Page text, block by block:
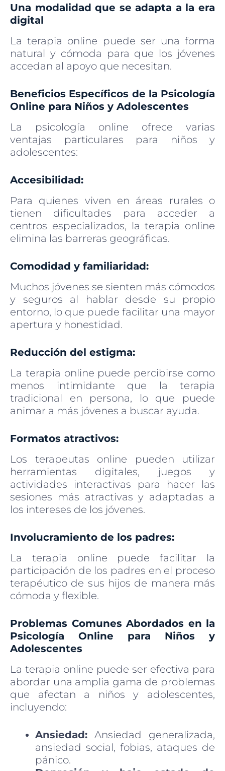
Una modalidad que se adapta a la era
digital
La terapia online puede ser una forma
natural y cómoda para que los jóvenes
accedan al apoyo que necesitan.
Beneficios Específicos de la Psicología
Online para Niños y Adolescentes
La psicología online ofrece varias
ventajas particulares para niños y
adolescentes:
Accesibilidad:
Para quienes viven en áreas rurales o
tienen dificultades para acceder a
centros especializados, la terapia online
elimina las barreras geográficas.
Comodidad y familiaridad:
Muchos jóvenes se sienten más cómodos
y seguros al hablar desde su propio
entorno, lo que puede facilitar una mayor
apertura y honestidad.
Reducción del estigma:
La terapia online puede percibirse como
menos intimidante que la terapia
tradicional en persona, lo que puede
animar a más jóvenes a buscar ayuda.
Formatos atractivos:
Los terapeutas online pueden utilizar
herramientas digitales, juegos y
actividades interactivas para hacer las
sesiones más atractivas y adaptadas a
los intereses de los jóvenes.
Involucramiento de los padres:
La terapia online puede facilitar la
participación de los padres en el proceso
terapéutico de sus hijos de manera más
cómoda y flexible.
Problemas Comunes Abordados en la
Psicología Online para Niños y
Adolescentes
La terapia online puede ser efectiva para
abordar una amplia gama de problemas
que afectan a niños y adolescentes,
incluyendo:
Ansiedad: Ansiedad generalizada,
ansiedad social, fobias, ataques de
pánico.